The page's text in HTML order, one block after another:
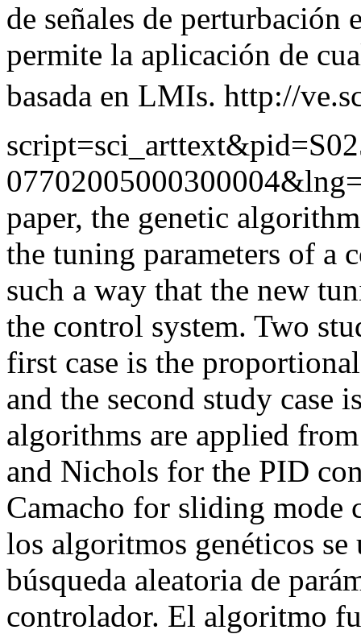
de señales de
permite la aplicación de
basada en LMIs. http://
paper, the genetic
the tuning parameters of a
such a way that the new
the control system. Two
first case is the
and the second study case
algorithms are applied
and Nichols for the PID
Camacho for sliding mode
los algoritmos genéticos
búsqueda aleatoria de
controlador. El algoritmo